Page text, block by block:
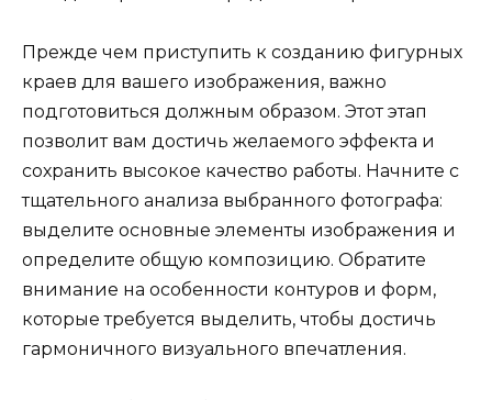
Прежде чем приступить к созданию фигурных
краев для вашего изображения, важно
подготовиться должным образом. Этот этап
позволит вам достичь желаемого эффекта и
сохранить высокое качество работы. Начните с
тщательного анализа выбранного фотографа:
выделите основные элементы изображения и
определите общую композицию. Обратите
внимание на особенности контуров и форм,
которые требуется выделить, чтобы достичь
гармоничного визуального впечатления.